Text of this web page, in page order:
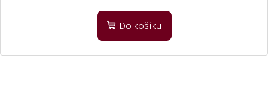
hodnocení
produktu
z
Do košíku